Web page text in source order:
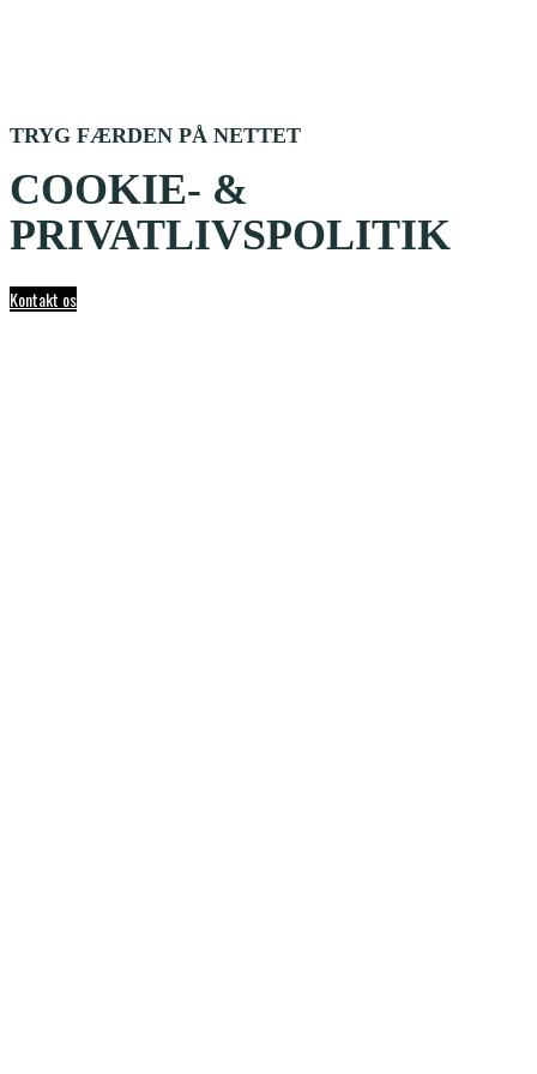
TRYG FÆRDEN PÅ NETTET
COOKIE- &
PRIVATLIVSPOLITIK
Kontakt os